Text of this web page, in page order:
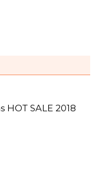
HOT SALE 2018